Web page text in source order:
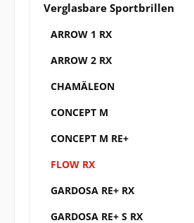
Verglasbare Sportbrillen
ARROW 1 RX
ARROW 2 RX
CHAMÄLEON
CONCEPT M
CONCEPT M RE+
FLOW RX
GARDOSA RE+ RX
GARDOSA RE+ S RX